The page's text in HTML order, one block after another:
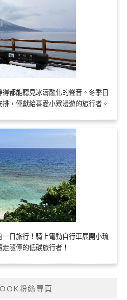
都能聽見冰濤融化的聲音。冬季日
，僅獻給喜愛小眾漫遊的旅行者。
日旅行！騎上電動自行車展開小琉
隨停的低碳旅行者！
粉絲專頁